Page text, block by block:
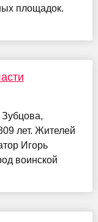
площадок.
Зубцова,
лет. Жителей
Игорь
воинской